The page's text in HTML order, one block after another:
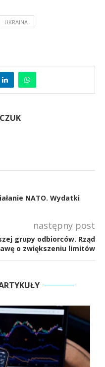
UKRAINA
NATO. Wydatki
następny post
grupy odbiorców. Rząd
o zwiększeniu limitów